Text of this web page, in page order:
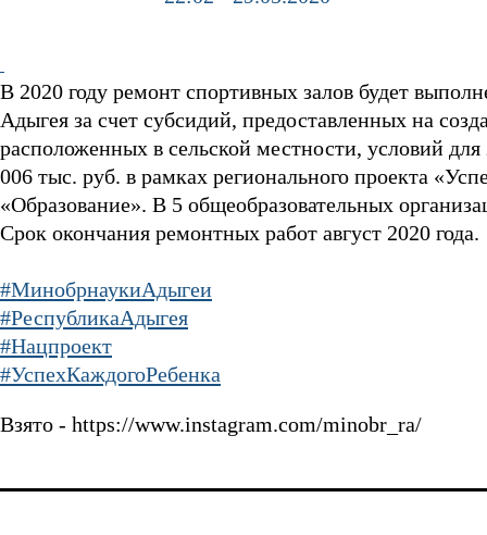
В 2020 году ремонт спортивных залов будет
Адыгея за счет субсидий, предоставленных на
расположенных в сельской местности, условий
006 тыс. руб. в рамках регионального проекта
«Образование». В 5 общеобразовательных
Срок окончания ремонтных работ август 2020 года.
#МинобрнаукиАдыгеи
#РеспубликаАдыгея
#Нацпроект
#УспехКаждогоРебенка
Взято - https://www.instagram.com/minobr_ra/